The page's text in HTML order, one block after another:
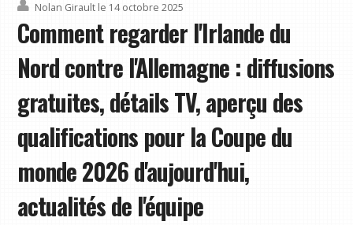
Nolan Girault le 14 octobre 2025
Comment regarder l'Irlande du
Nord contre l'Allemagne : diffusions
gratuites, détails TV, aperçu des
qualifications pour la Coupe du
monde 2026 d'aujourd'hui,
actualités de l'équipe